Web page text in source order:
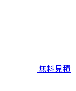
無料見積